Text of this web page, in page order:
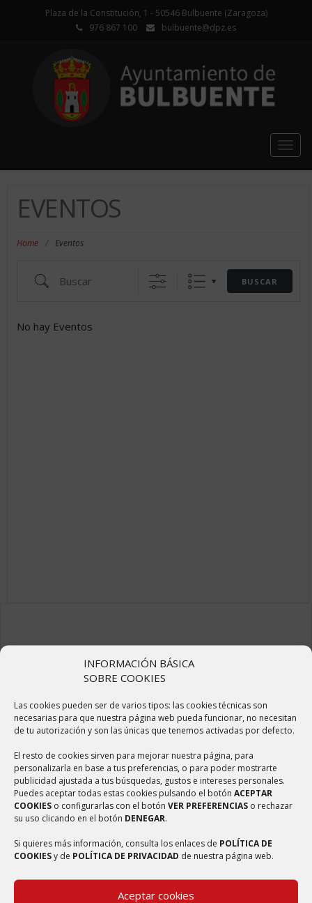
INFORMACIÓN BÁSICA
SOBRE COOKIES
Las cookies pueden ser de varios tipos: las cookies técnicas son
necesarias para que nuestra página web pueda funcionar, no necesitan
de tu autorización y son las únicas que tenemos activadas por defecto.
El resto de cookies sirven para mejorar nuestra página, para
personalizarla en base a tus preferencias, o para poder mostrarte
publicidad ajustada a tus búsquedas, gustos e intereses personales.
Puedes aceptar todas estas cookies pulsando el botón ACEPTAR
COOKIES o configurarlas con el botón VER PREFERENCIAS o rechazar
su uso clicando en el botón DENEGAR.
Si quieres más información, consulta los enlaces de POLÍTICA DE
COOKIESy de POLÍTICA DE PRIVACIDAD de nuestra página web.
Aceptar cookies
Plaza de la Constitución, 1 - 50546 Bulbuente (Zaragoza)
976 867 100
bulbuente@dpz.es
EVENTOS
Home / Eventos
Buscar BUSCAR
No hay Eventos
2 abril, 2020
Elaboración de Mascarillas
2 abril, 2020
Reforma del centro médico
2 abril, 2020
Badén elevado en la carretera de Ambel
2 abril, 2020
4 septiembre, 2017